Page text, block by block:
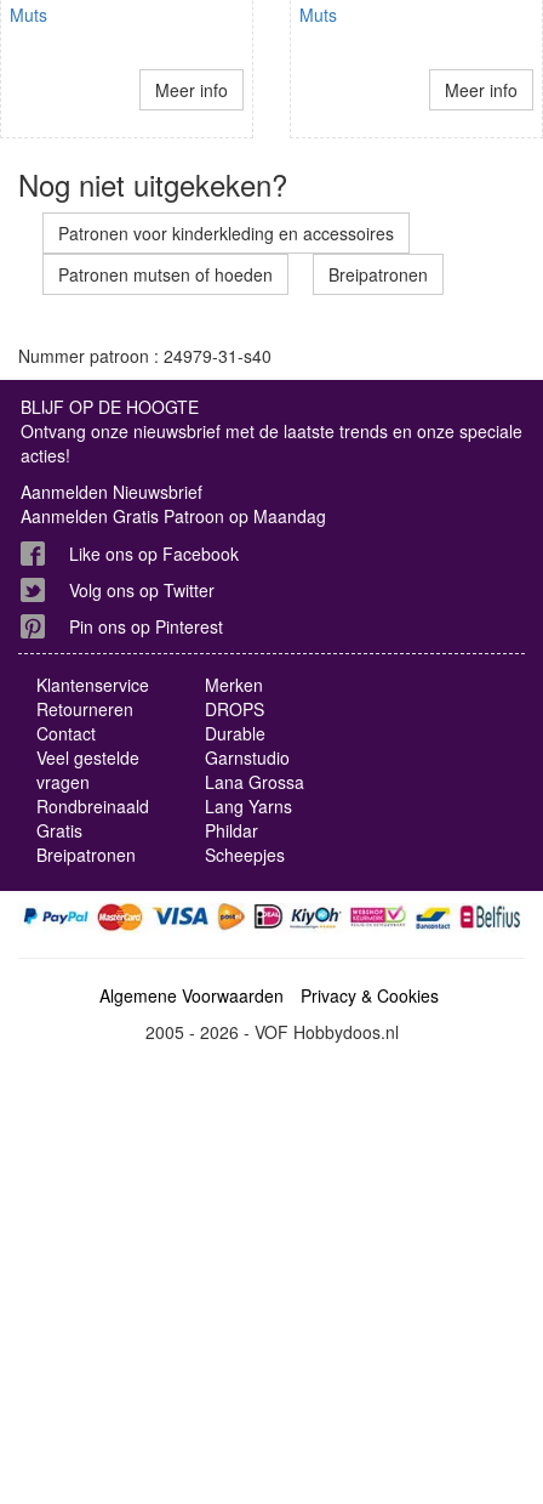
Muts
Meer info
Muts
Meer info
Nog niet uitgekeken?
Patronen voor kinderkleding en accessoires
Patronen mutsen of hoeden
Breipatronen
Nummer patroon : 24979-31-s40
BLIJF OP DE HOOGTE
Ontvang onze nieuwsbrief met de laatste trends en onze speciale
acties!
Aanmelden Nieuwsbrief
Aanmelden Gratis Patroon op Maandag
Like ons op Facebook
Volg ons op Twitter
Pin ons op Pinterest
Klantenservice
Retourneren
Contact
Veel gestelde
vragen
Rondbreinaald
Gratis
Breipatronen
Merken
DROPS
Durable
Garnstudio
Lana Grossa
Lang Yarns
Phildar
Scheepjes
Algemene Voorwaarden
Privacy & Cookies
2005 - 2026 - VOF Hobbydoos.nl